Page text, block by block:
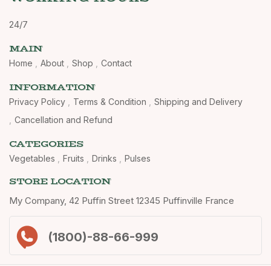
24/7
MAIN
Home About Shop Contact
INFORMATION
Privacy Policy Terms & Condition
Shipping and Delivery
Cancellation and Refund
CATEGORIES
Vegetables Fruits Drinks Pulses
STORE LOCATION
My Company, 42 Puffin Street 12345 Puffinville France
(1800)-88-66-999